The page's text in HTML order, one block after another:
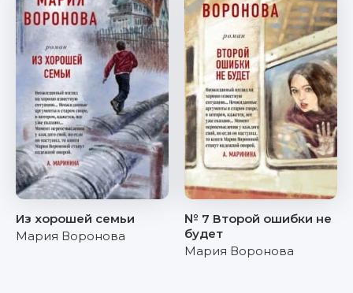
Из хорошей семьи
Мария Воронова
№ 7 Второй ошибки не
будет
Мария Воронова